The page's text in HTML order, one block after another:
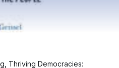
Thriving Democracies: